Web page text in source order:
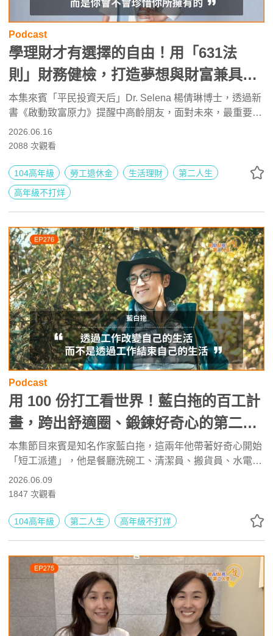
Podcast
學理財才有選擇的自由！用「631法
則」財務健檢，打造夢想與財富兼具的
豐盛老後 ft. 平民投資天后 Dr. Selena |
高年級不打烊 x 用 AI 點亮第二人生
EP277
本集來賓「平民投資天后」Dr. Selena 楊倩琳博士，透過新
書《啟動致富原力》提醒中高齡朋友，面對未來，最重要不
能忘記的是持續學習、充實自己，一旦視界打開了，人生複
利超乎想像！
2026.06.16
2088 次觀看
104高年級 勞工退休金 生活理財
第二人生
高年級不打烊
Podcast
用 100 份打工看世界！藍白拖的百工計
畫，跨出舒適圈、鍛鍊好奇心的第二人
生實踐 ft. 知名作家 藍白拖 | 高年級不
打烊 x 用 AI 點亮第二人生 EP276
本集節目來賓是知名作家藍白拖，這兩年他帶著好奇心開始
「短工派遣」，他是餐廳洗碗工、清潔員、搬貨員、水電助
手，他也是活動接待、臨時演員、賣場銷售、保全人員，在
這些維持社會日常運作的最前線，藍白拖看見了截然不同的
己及工作的意義。
2026.06.09
1847 次觀看
104高年級 第二人生 高年級不打烊